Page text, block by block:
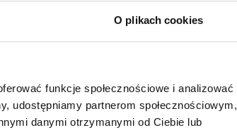
O plikach cookies
funkcje społecznościowe i analizować
udostępniamy partnerom społecznościowym,
danymi otrzymanymi od Ciebie lub